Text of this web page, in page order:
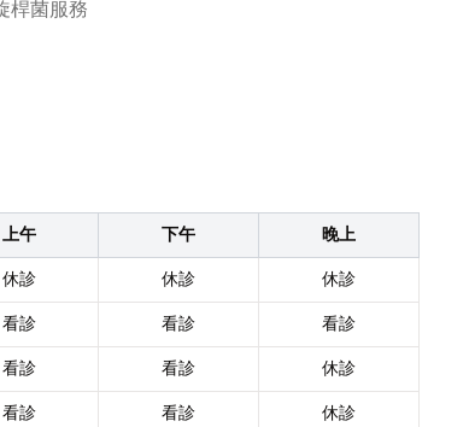
桿菌服務
上午 下午
晚上
休診 休診
休診
看診 看診
看診
看診 看診
休診
看診 看診
休診